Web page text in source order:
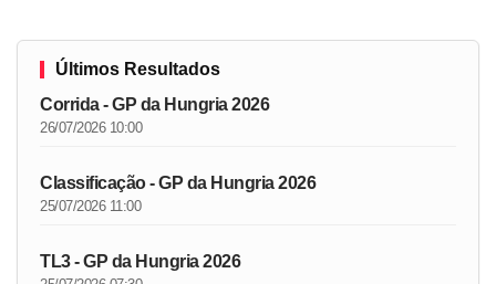
Últimos Resultados
Corrida - GP da Hungria 2026
26/07/2026 10:00
Classificação - GP da Hungria 2026
25/07/2026 11:00
TL3 - GP da Hungria 2026